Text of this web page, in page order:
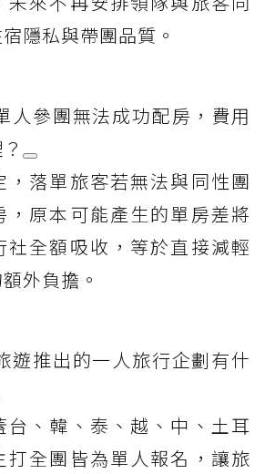
隱私與帶團品質。
人參團無法成功配房，費用
，落單旅客若無法與同性團
，原本可能產生的單房差將
社全額吸收，等於直接減輕
外負擔。
遊推出的一人旅行企劃有什
台、韓、泰、越、中、土耳
打全團皆為單人報名，讓旅